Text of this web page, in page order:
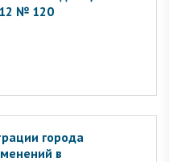
№ 120
города
в